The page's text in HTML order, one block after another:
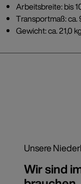
Arbeitsbreite: bis
Transportmaß: ca.
Gewicht: ca. 21,0
Unsere
Wir sind